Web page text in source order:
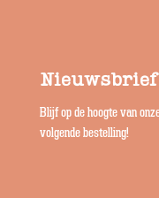
Nieuwsbrief
Blijf op de hoogte van
volgende bestelling!